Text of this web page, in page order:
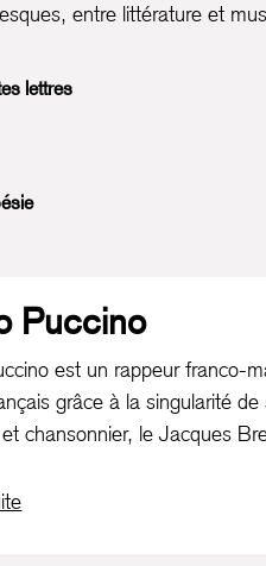
entre littérature et
lettres
Puccino
est un rappeur franco-
grâce à la singularité
chansonnier, le Jacques
au moyen de ses nombreux
jalonné sa carrière solo.